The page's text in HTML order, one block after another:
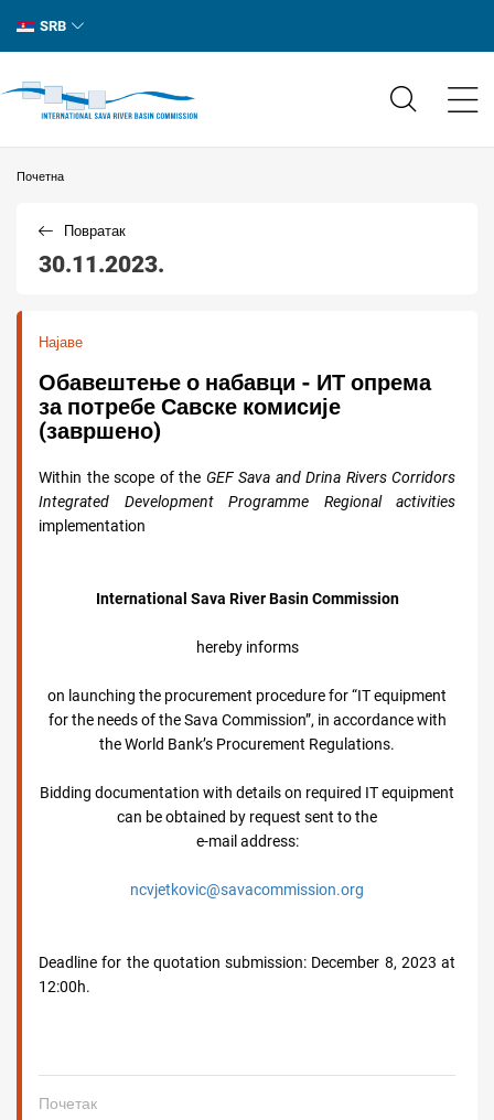
SRB
Почетна
30.11.2023.
Повратак
Најаве
Обавештење о набавци - ИТ опрема
за потребе Савске комисије
(завршено)
Within the scope of the GEF Sava and Drina Rivers Corridors
Integrated Development Programme Regional activities
implementation
International Sava River Basin Commission
hereby informs
on launching the procurement procedure for “IT equipment
for the needs of the Sava Commission”, in accordance with
the World Bank’s Procurement Regulations.
Bidding documentation with details on required IT equipment
can be obtained by request sent to the
e-mail address:
ncvjetkovic@savacommission.org
Deadline for the quotation submission: December 8, 2023 at
12:00h.
Почетак